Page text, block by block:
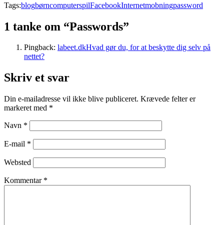
Tags:blogbørncomputerspilFacebookInternetmobningpassword
1 tanke om “Passwords”
Pingback: labeet.dkHvad gør du, for at beskytte dig selv på
nettet?
Skriv et svar
Din e-mailadresse vil ikke blive publiceret. Krævede felter er
markeret med *
Navn *
E-mail *
Websted
Kommentar *